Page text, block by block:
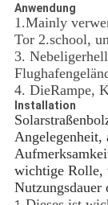
Anwendung
1.Mainly
Tor 2.school,
3.
4. DieRampe,
Installation
Angelegenheit,
wichtige Rolle,
Nutzungsdauer